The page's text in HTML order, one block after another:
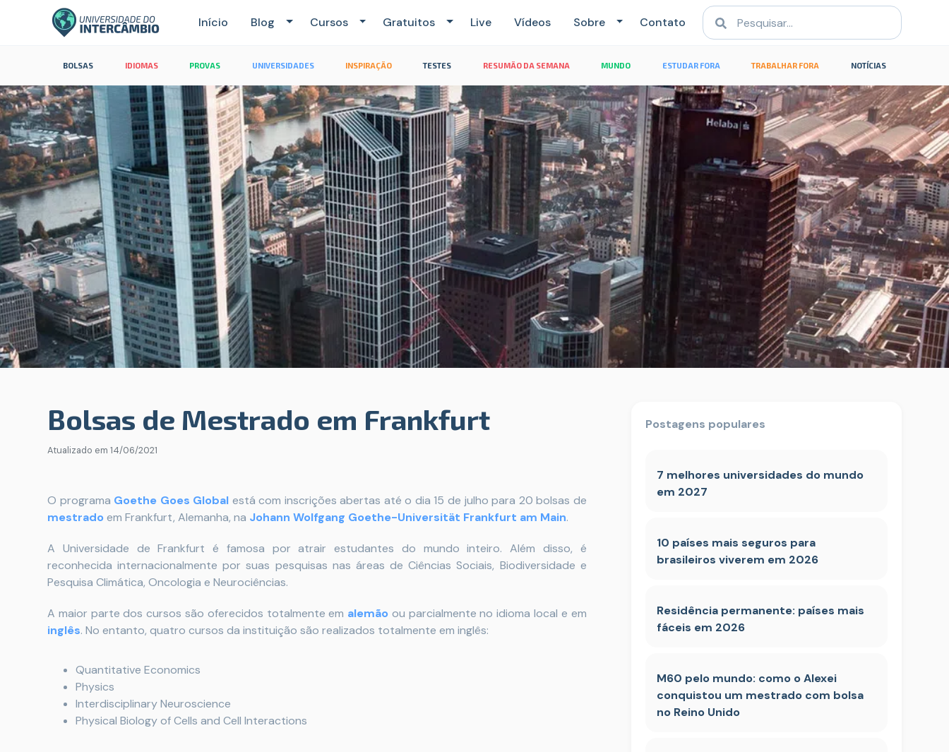
Início Blog Cursos Gratuitos Live Vídeos Sobre Contato
BOLSAS IDIOMAS PROVAS UNIVERSIDADES INSPIRAÇÃO TESTES RESUMÃO DA SEMANA MUNDO ESTUDAR FORA TRABALHAR FORA NOTÍCIAS
Bolsas de Mestrado em Frankfurt
Atualizado em 14/06/2021
O programa Goethe Goes Global está com inscrições abertas até o dia 15 de julho para 20 bolsas de
mestrado em Frankfurt, Alemanha, na Johann Wolfgang Goethe-Universität Frankfurt am Main.
A Universidade de Frankfurt é famosa por atrair estudantes do mundo inteiro. Além disso, é
reconhecida internacionalmente por suas pesquisas nas áreas de Ciências Sociais, Biodiversidade e
Pesquisa Climática, Oncologia e Neurociências.
A maior parte dos cursos são oferecidos totalmente em alemão ou parcialmente no idioma local e em
inglês. No entanto, quatro cursos da instituição são realizados totalmente em inglês:
Quantitative Economics
Physics
Interdisciplinary Neuroscience
Physical Biology of Cells and Cell Interactions
Postagens populares
7 melhores universidades do mundo
em 2027
10 países mais seguros para
brasileiros viverem em 2026
Residência permanente: países mais
fáceis em 2026
M60 pelo mundo: como o Alexei
conquistou um mestrado com bolsa
no Reino Unido